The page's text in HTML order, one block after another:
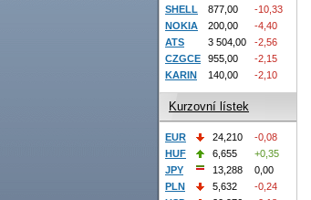
SHELL 877,00
-10,33
NOKIA
200,00
-4,40
ATS
3 504,00
-2,56
CZGCE
955,00
-2,15
KARIN
140,00 -2,10
Kurzovní lístek
EUR 24,210
-0,08
HUF
6,655
+0,35
JPY
13,288
0,00
PLN
5,632
-0,24